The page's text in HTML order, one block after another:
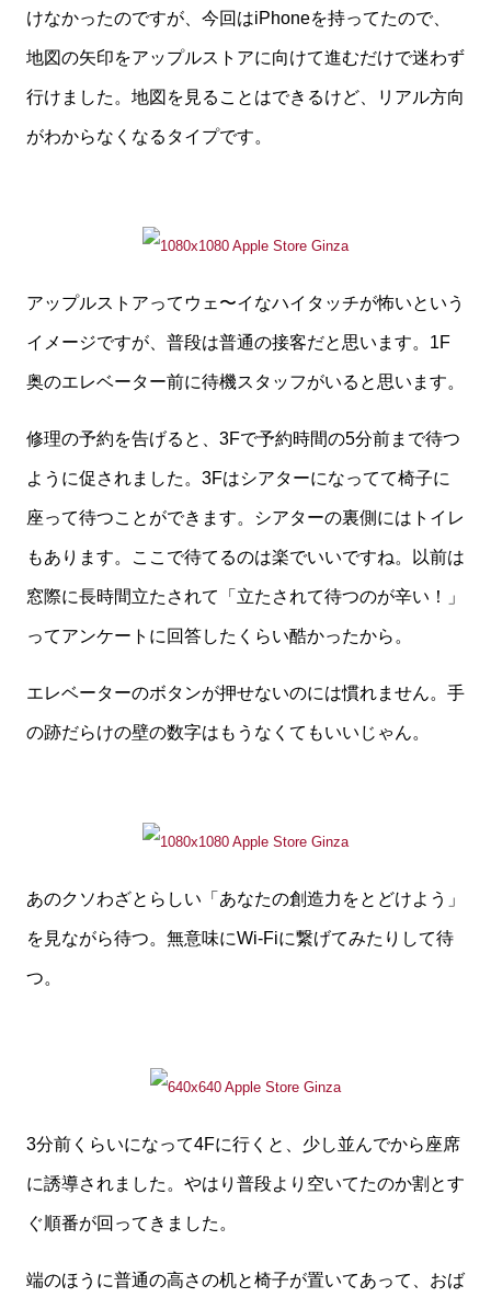
けなかったのですが、今回はiPhoneを持ってたので、
地図の矢印をアップルストアに向けて進むだけで迷わず
行けました。地図を見ることはできるけど、リアル方向
がわからなくなるタイプです。
アップルストアってウェ〜イなハイタッチが怖いという
イメージですが、普段は普通の接客だと思います。1F
奥のエレベーター前に待機スタッフがいると思います。
修理の予約を告げると、3Fで予約時間の5分前まで待つ
ように促されました。3Fはシアターになってて椅子に
座って待つことができます。シアターの裏側にはトイレ
もあります。ここで待てるのは楽でいいですね。以前は
窓際に長時間立たされて「立たされて待つのが辛い！」
ってアンケートに回答したくらい酷かったから。
エレベーターのボタンが押せないのには慣れません。手
の跡だらけの壁の数字はもうなくてもいいじゃん。
あのクソわざとらしい「あなたの創造力をとどけよう」
を見ながら待つ。無意味にWi-Fiに繋げてみたりして待
つ。
3分前くらいになって4Fに行くと、少し並んでから座席
に誘導されました。やはり普段より空いてたのか割とす
ぐ順番が回ってきました。
端のほうに普通の高さの机と椅子が置いてあって、おば